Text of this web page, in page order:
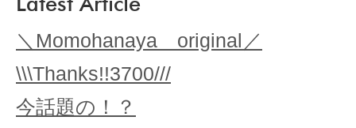
＼Momohanaya original／
\\\Thanks!!3700///
今話題の！？